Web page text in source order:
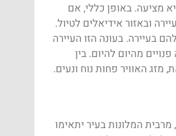
מציעה. באופן כללי, אם
ובאזור אידיאלים לטיול.
בעיירה. בעונה הזו העיירה
מהיום להיום. בין
האוויר פחות נוח ונעים.
המלונות בעיר יתאימו